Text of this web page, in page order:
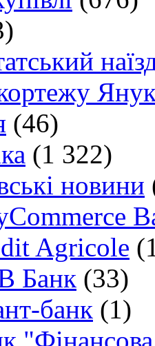
(46)
(1 322)
новини
Agricole
Банк (33)
банк (1)
"Фінансова